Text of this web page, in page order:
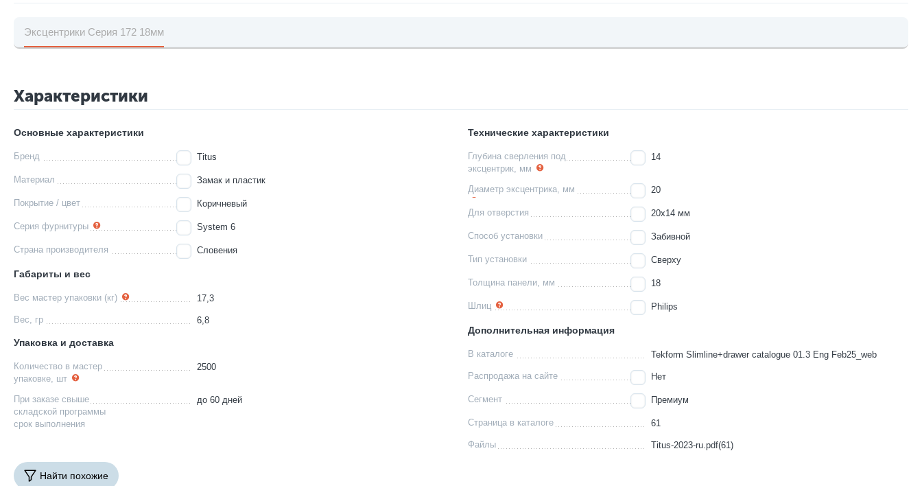
Эксцентрики Серия 172 18мм
Характеристики
Основные характеристики
Бренд Titus
Материал Замак и пластик
Покрытие / цвет Коричневый
Серия фурнитуры System 6
Страна производителя Словения
Габариты и вес
Вес мастер упаковки (кг) 17,3
Вес, гр 6,8
Упаковка и доставка
Количество в мастер
упаковке, шт
2500
При заказе свыше
складской программы
срок выполнения
до 60 дней
Технические характеристики
Глубина сверления под
эксцентрик, мм
14
Диаметр эксцентрика, мм 20
Для отверстия 20х14 мм
Способ установки Забивной
Тип установки Сверху
Толщина панели, мм 18
Шлиц Philips
Дополнительная информация
В каталоге Tekform Slimline+drawer catalogue 01.3 Eng Feb25_web
Распродажа на сайте Нет
Сегмент Премиум
Страница в каталоге 61
Файлы Titus-2023-ru.pdf(61)
Найти похожие